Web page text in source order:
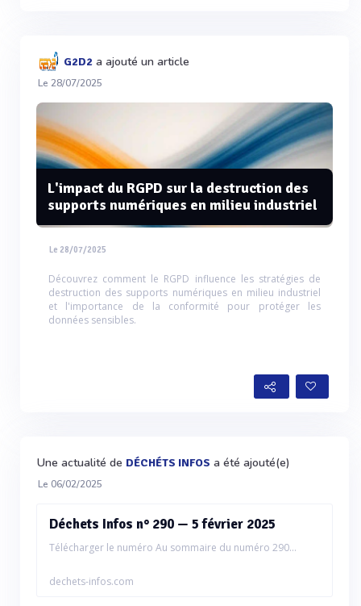
G2D2 a ajouté un article
Le 28/07/2025
L'impact du RGPD sur la destruction des
supports numériques en milieu industriel
Le 28/07/2025
Découvrez comment le RGPD influence les stratégies de
destruction des supports numériques en milieu industriel
et l'importance de la conformité pour protéger les
données sensibles.
Une actualité de DÉCHÉTS INFOS a été ajouté(e)
Le 06/02/2025
Déchets Infos n° 290 — 5 février 2025
Télécharger le numéro Au sommaire du numéro 290...
dechets-infos.com